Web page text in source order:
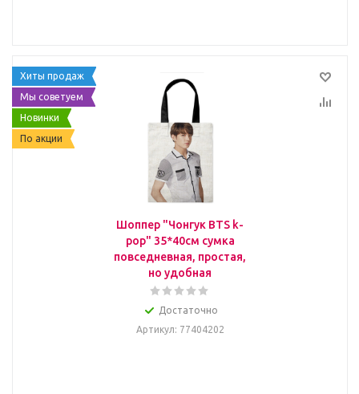
Хиты продаж
Мы советуем
Новинки
По акции
Шоппер "Чонгук BTS k-
pop" 35*40см сумка
повседневная, простая,
но удобная
Достаточно
Артикул: 77404202